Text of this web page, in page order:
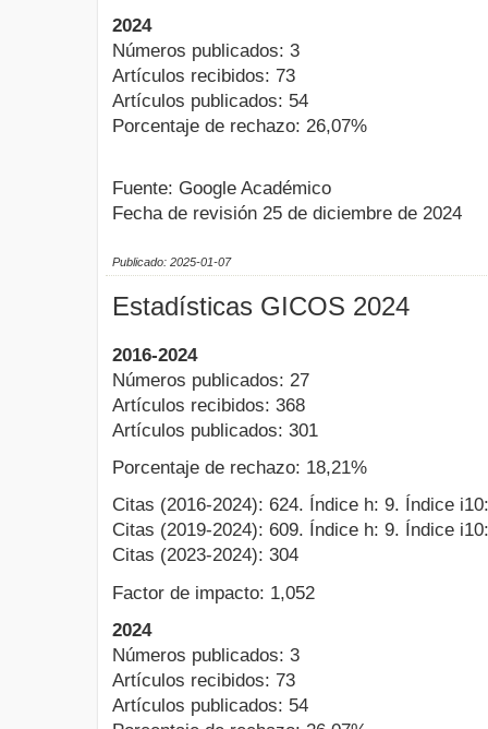
2024
Números publicados: 3
Artículos recibidos: 73
Artículos publicados: 54
Porcentaje de rechazo: 26,07%
Fuente: Google Académico
Fecha de revisión 25 de diciembre de 2024
Publicado: 2025-01-07
Estadísticas GICOS 2024
2016-2024
Números publicados: 27
Artículos recibidos: 368
Artículos publicados: 301
Porcentaje de rechazo: 18,21%
Citas (2016-2024): 624. Índice h: 9. Índice
Citas (2019-2024): 609. Índice h: 9. Índice
Citas (2023-2024): 304
Factor de impacto: 1,052
2024
Números publicados: 3
Artículos recibidos: 73
Artículos publicados: 54